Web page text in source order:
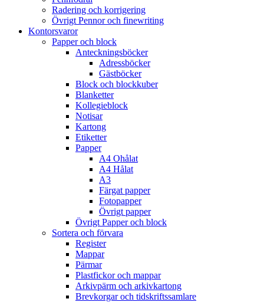
Radering och korrigering
Övrigt Pennor och finewriting
Kontorsvaror
Papper och block
Anteckningsböcker
Adressböcker
Gästböcker
Block och blockkuber
Blanketter
Kollegieblock
Notisar
Kartong
Etiketter
Papper
A4 Ohålat
A4 Hålat
A3
Färgat papper
Fotopapper
Övrigt papper
Övrigt Papper och block
Sortera och förvara
Register
Mappar
Pärmar
Plastfickor och mappar
Arkivpärm och arkivkartong
Brevkorgar och tidskriftssamlare